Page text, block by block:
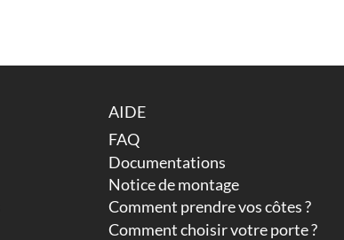
AIDE
FAQ
Documentations
Notice de montage
Comment prendre vos côtes ?
Comment choisir votre porte ?